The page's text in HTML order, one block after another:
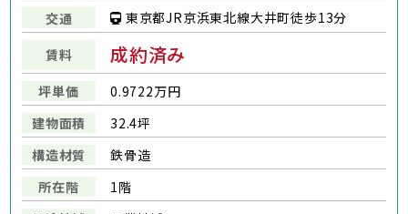
交通
東京都JR京浜東北線大井町徒歩13分
賃料 成約済み
坪単価
0.9722万円
建物面積
32.4坪
構造材質
鉄骨造
所在階
1階